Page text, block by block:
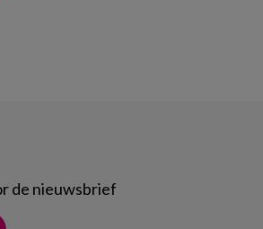
de nieuwsbrief